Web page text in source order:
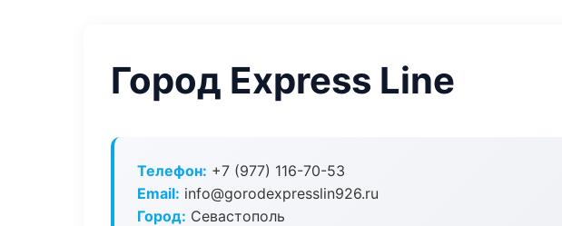
Город Express Line
Телефон: +7 (977) 116-70-53
Email: info@gorodexpresslin926.ru
Город: Севастополь